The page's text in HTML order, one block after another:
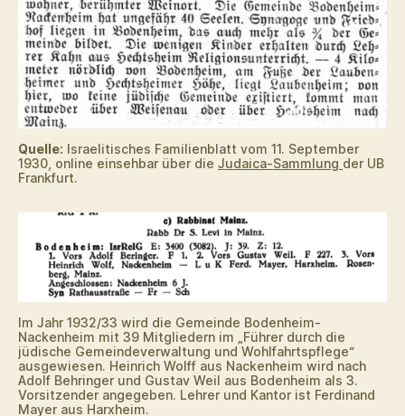
Quelle: Israelitisches Familienblatt vom 11. September
1930, online einsehbar über die Judaica-Sammlung der UB
Frankfurt.
Im Jahr 1932/33 wird die Gemeinde Bodenheim-
Nackenheim mit 39 Mitgliedern im „Führer durch die
jüdische Gemeindeverwaltung und Wohlfahrtspflege“
ausgewiesen. Heinrich Wolff aus Nackenheim wird nach
Adolf Behringer und Gustav Weil aus Bodenheim als 3.
Vorsitzender angegeben. Lehrer und Kantor ist Ferdinand
Mayer aus Harxheim.